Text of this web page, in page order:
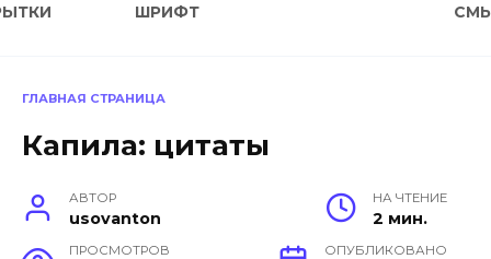
ШРИФТ
ГЛАВНАЯ СТРАНИЦА
Капила: цитаты
АВТОР
usovanton
НА ЧТЕНИЕ
2 мин.
ПРОСМОТРОВ ОПУБЛИКОВАНО